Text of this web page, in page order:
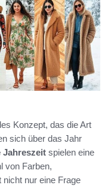
Konzept, das die Art
sich über das Jahr
Jahreszeit spielen eine
von Farben,
nicht nur eine Frage